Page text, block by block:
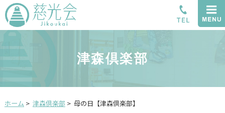
津森倶楽部
ホーム > 津森倶楽部 > 母の日【津森倶楽部】